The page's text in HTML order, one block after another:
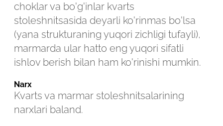
choklar va bo'g'inlar kvarts
stoleshnitsasida deyarli ko'rinmas bo'lsa
(yana strukturaning yuqori zichligi tufayli),
marmarda ular hatto eng yuqori sifatli
ishlov berish bilan ham ko'rinishi mumkin.
Narx
Kvarts va marmar stoleshnitsalarining
narxlari baland.